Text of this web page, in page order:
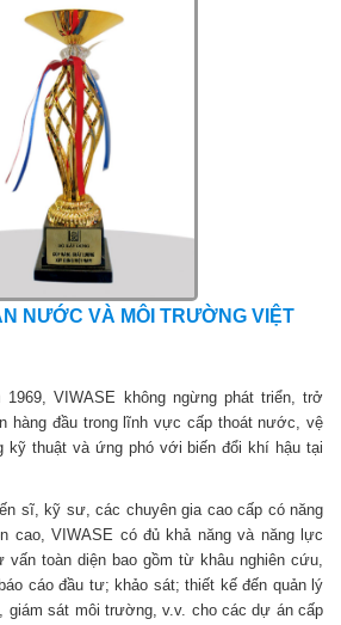
NƯỚC VÀ MÔI TRƯỜNG VIỆT
VIWASE không ngừng phát triển, trở
hàng đầu trong lĩnh vực cấp thoát nước, vệ
kỹ thuật và ứng phó với biến đổi khí hậu tại
sĩ, kỹ sư, các chuyên gia cao cấp có năng
cao, VIWASE có đủ khả năng và năng lực
toàn diện bao gồm từ khâu nghiên cứu,
cáo đầu tư; khảo sát; thiết kế đến quản lý
giám sát môi trường, v.v. cho các dự án cấp